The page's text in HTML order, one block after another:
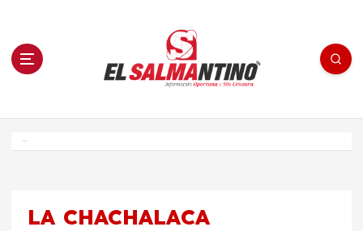
n El Salmantino - medios/noticias/editorial
LA CHACHALACA